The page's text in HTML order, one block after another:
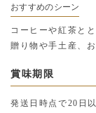
おすすめのシーン
コーヒーや紅茶と
贈り物や手土産、
賞味期限
発送日時点で20日